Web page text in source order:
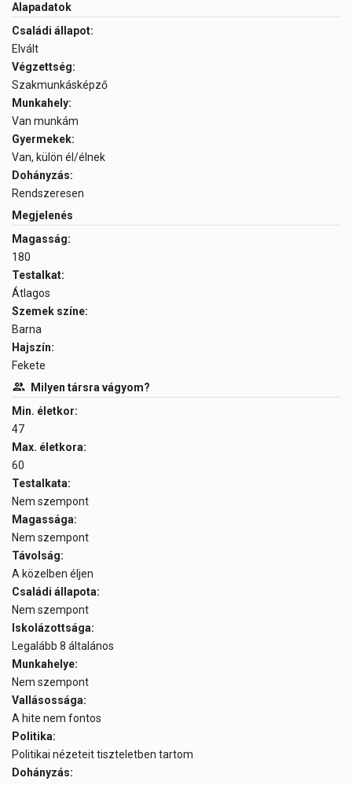
Alapadatok
Családi állapot:
Elvált
Végzettség:
Szakmunkásképző
Munkahely:
Van munkám
Gyermekek:
Van, külön él/élnek
Dohányzás:
Rendszeresen
Megjelenés
Magasság:
180
Testalkat:
Átlagos
Szemek színe:
Barna
Hajszín:
Fekete
Milyen társra vágyom?
Min. életkor:
47
Max. életkora:
60
Testalkata:
Nem szempont
Magassága:
Nem szempont
Távolság:
A közelben éljen
Családi állapota:
Nem szempont
Iskolázottsága:
Legalább 8 általános
Munkahelye:
Nem szempont
Vallásossága:
A hite nem fontos
Politika:
Politikai nézeteit tiszteletben tartom
Dohányzás: